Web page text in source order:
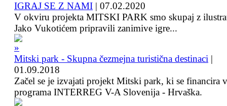
IGRAJ SE Z NAMI | 07.02.2020
V okviru projekta MITSKI PARK smo skupaj z
Jako Vukotićem pripravili zanimive igre...
Mitski park - Skupna čezmejna turistična destinaci |
01.09.2018
Začel se je izvajati projekt Mitski park, ki se financira
programa INTERREG V-A Slovenija - Hrvaška.